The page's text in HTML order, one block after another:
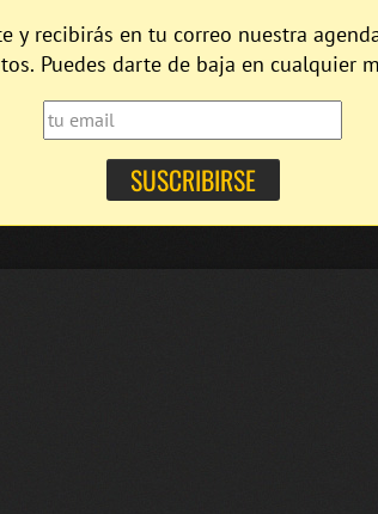
y recibirás en tu correo nuestra
Puedes darte de baja en cualquier